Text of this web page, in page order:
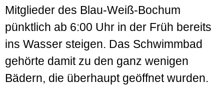
Mitglieder des Blau-Weiß-Bochum
pünktlich ab 6:00 Uhr in der Früh bereits
ins Wasser steigen. Das Schwimmbad
gehörte damit zu den ganz wenigen
Bädern, die überhaupt geöffnet wurden.